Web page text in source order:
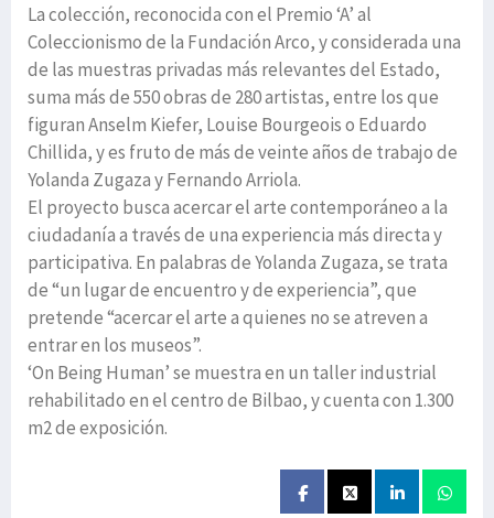
La colección, reconocida con el Premio ‘A’ al
Coleccionismo de la Fundación Arco, y considerada una
de las muestras privadas más relevantes del Estado,
suma más de 550 obras de 280 artistas, entre los que
figuran Anselm Kiefer, Louise Bourgeois o Eduardo
Chillida, y es fruto de más de veinte años de trabajo de
Yolanda Zugaza y Fernando Arriola.
El proyecto busca acercar el arte contemporáneo a la
ciudadanía a través de una experiencia más directa y
participativa. En palabras de Yolanda Zugaza, se trata
de “un lugar de encuentro y de experiencia”, que
pretende “acercar el arte a quienes no se atreven a
entrar en los museos”.
‘On Being Human’ se muestra en un taller industrial
rehabilitado en el centro de Bilbao, y cuenta con 1.300
m2 de exposición.